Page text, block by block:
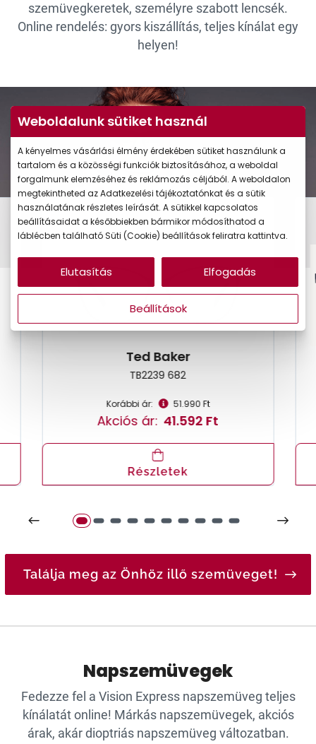
szemüvegkeretek, személyre szabott lencsék.
Online rendelés: gyors kiszállítás, teljes kínálat egy
helyen!
-20%
Ted Baker
TB2239 682
Korábbi ár: 51.990 Ft
Akciós ár: 41.592 Ft
Részletek
Találja meg az Önhöz illő szemüveget!
Napszemüvegek
Fedezze fel a Vision Express napszemüveg teljes
kínálatát online! Márkás napszemüvegek, akciós
árak, akár dioptriás napszemüveg változatban.
Weboldalunk sütiket használ
A kényelmes vásárlási élmény érdekében sütiket használunk a
tartalom és a közösségi funkciók biztosításához, a weboldal
forgalmunk elemzéséhez és reklámozás céljából. A weboldalon
megtekintheted az Adatkezelési tájékoztatónkat és a sütik
használatának részletes leírását. A sütikkel kapcsolatos
beállításaidat a későbbiekben bármikor módosíthatod a
láblécben található Süti (Cookie) beállítások feliratra kattintva.
Beállítások
Elutasítás Elfogadás